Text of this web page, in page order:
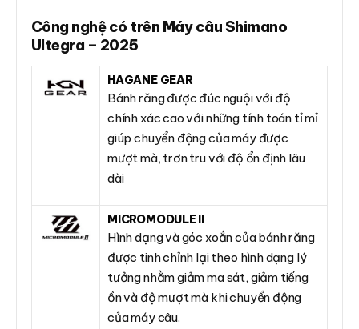
Công nghệ có trên Máy câu Shimano
Ultegra – 2025
HAGANE GEAR
Bánh răng được đúc nguội với độ
chính xác cao với những tính toán tỉ mỉ
giúp chuyển động của máy được
mượt mà, trơn tru với độ ổn định lâu
dài
MICROMODULE II
Hình dạng và góc xoắn của bánh răng
được tinh chỉnh lại theo hình dạng lý
tưởng nhằm giảm ma sát, giảm tiếng
ồn và độ mượt mà khi chuyển động
của máy câu.